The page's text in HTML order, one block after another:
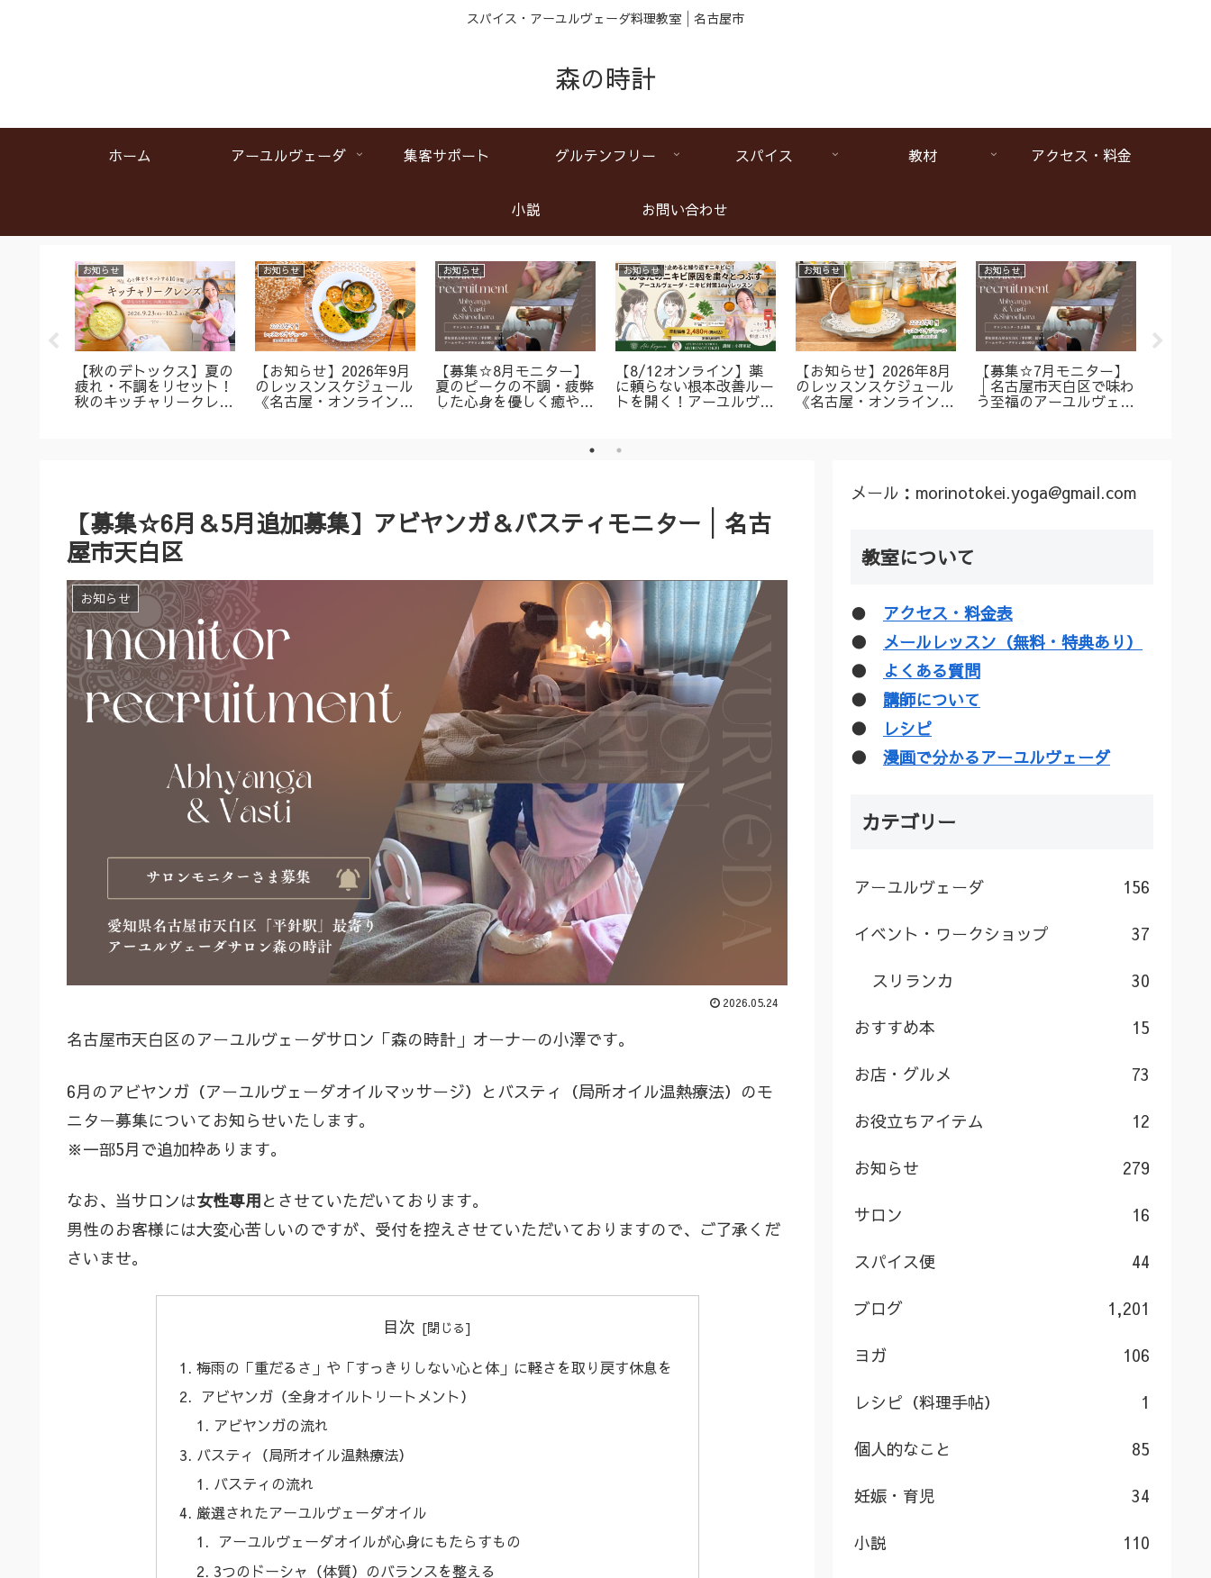
スパイス・アーユルヴェーダ料理教室│名古屋市
森の時計
ホーム アーユルヴェーダ 集客サポート グルテンフリー スパイス 教材 アクセス・料金
小説 お問い合わせ
お知らせ
【秋のデトックス】夏の
疲れ・不調をリセット！
秋のキッチャリークレン
お知らせ
【お知らせ】2026年9月
のレッスンスケジュール
《名古屋・オンラインア
お知らせ
【募集☆8月モニター】
夏のピークの不調・疲弊
した心身を優しく癒やす
お知らせ
【8/12オンライン】薬
に頼らない根本改善ルー
トを開く！アーユルヴェ
付き）
お知らせ
【お知らせ】2026年8月
のレッスンスケジュール
《名古屋・オンラインア
お知らせ
【募集☆7月モニター】
│名古屋市天白区で味わ
う至福のアーユルヴェー
【募集☆6月＆5月追加募集】アビヤンガ＆バスティモニター│名古
屋市天白区
お知らせ
2026.05.24
名古屋市天白区のアーユルヴェーダサロン「森の時計」オーナーの小澤です。
6月のアビヤンガ（アーユルヴェーダオイルマッサージ）とバスティ（局所オイル温熱療法）のモ
ニター募集についてお知らせいたします。
※一部5月で追加枠あります。
なお、当サロンは女性専用とさせていただいております。
男性のお客様には大変心苦しいのですが、受付を控えさせていただいておりますので、ご了承くだ
さいませ。
目次
梅雨の「重だるさ」や「すっきりしない心と体」に軽さを取り戻す休息を
アビヤンガ（全身オイルトリートメント）
アビヤンガの流れ
バスティ（局所オイル温熱療法）
バスティの流れ
厳選されたアーユルヴェーダオイル
アーユルヴェーダオイルが心身にもたらすもの
3つのドーシャ（体質）のバランスを整える
メール：morinotokei.yoga@gmail.com
教室について
● アクセス・料金表
● メールレッスン（無料・特典あり）
●
よくある質問
● 講師について
●
レシピ
● 漫画で分かるアーユルヴェーダ
カテゴリー
アーユルヴェーダ 156
イベント・ワークショップ 37
スリランカ 30
おすすめ本 15
お店・グルメ 73
お役立ちアイテム 12
お知らせ 279
サロン 16
スパイス便 44
ブログ 1,201
ヨガ 106
レシピ（料理手帖） 1
個人的なこと 85
妊娠・育児 34
小説 110